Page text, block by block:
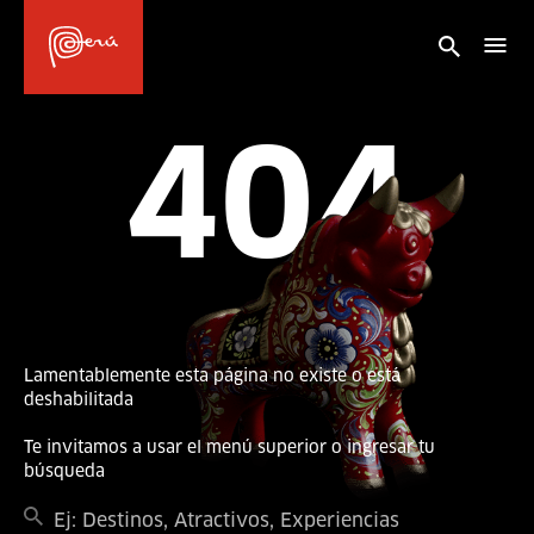
404
Lamentablemente esta página no existe o está
deshabilitada
Te invitamos a usar el menú superior o ingresar tu
búsqueda